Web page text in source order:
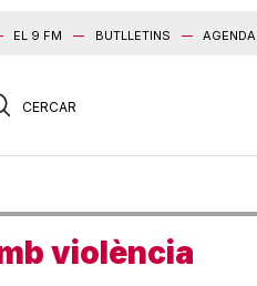
EL 9 FM BUTLLETINS AGENDA
violència